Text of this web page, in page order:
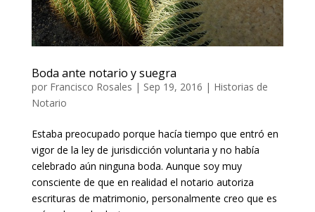
Boda ante notario y suegra
por Francisco Rosales | Sep 19, 2016 | Historias de
Notario
Estaba preocupado porque hacía tiempo que entró en
vigor de la ley de jurisdicción voluntaria y no había
celebrado aún ninguna boda. Aunque soy muy
consciente de que en realidad el notario autoriza
escrituras de matrimonio, personalmente creo que es